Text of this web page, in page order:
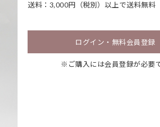
送料：3,000円（税別）以上で送料無料
ログイン・無料会員登録
※ご購入には会員登録が必要